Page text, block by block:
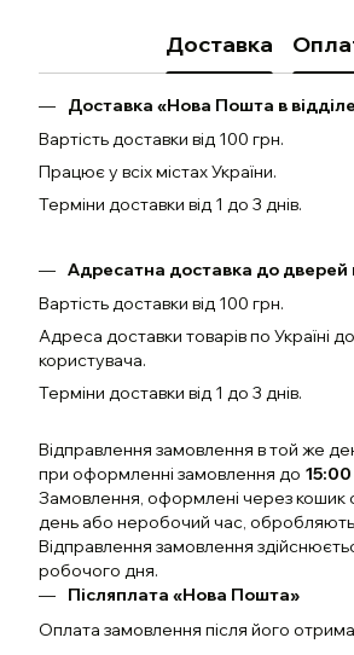
Доставка
Доставка «Нова Пошта в
Вартість доставки від 100 грн.
Працює у всіх містах України.
Терміни доставки від 1 до 3 днів.
Адресатна доставка до дверей
Вартість доставки від 100 грн.
Адреса доставки товарів по Україні
користувача.
Терміни доставки від 1 до 3 днів.
Відправлення замовлення в той же
при оформленні замовлення до 15:00
Замовлення, оформлені через кошик
день або неробочий час,
Відправлення замовлення
робочого дня.
Післяплата «Нова Пошта»
Оплата замовлення після його